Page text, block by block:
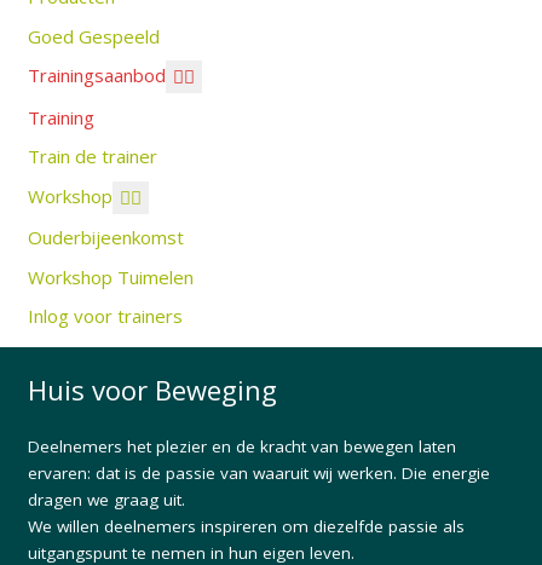
Goed Gespeeld
Trainingsaanbod
Training
Train de trainer
Workshop
Ouderbijeenkomst
Workshop Tuimelen
Inlog voor trainers
Huis voor Beweging
Deelnemers het plezier en de kracht van bewegen laten
ervaren: dat is de passie van waaruit wij werken. Die energie
dragen we graag uit.
We willen deelnemers inspireren om diezelfde passie als
uitgangspunt te nemen in hun eigen leven.